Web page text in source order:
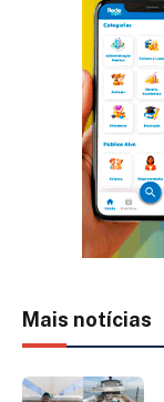
Mais notícias